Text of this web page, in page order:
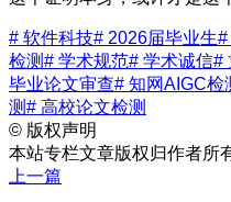
# 软件科技# 2026届毕业生#
检测# 学术规范# 学术诚信#
毕业论文审查# 知网AIGC检
测# 高校论文检测
© 版权声明
本站专栏文章版权归作者所
上一篇